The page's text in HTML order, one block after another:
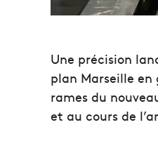
Une précision
plan Marseille
rames du
et au cours de